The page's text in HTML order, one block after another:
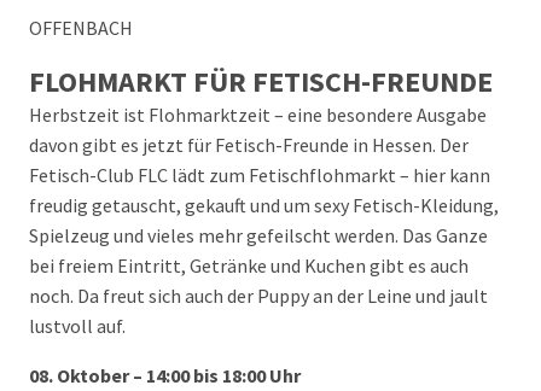
OFFENBACH
FLOHMARKT FÜR FETISCH-FREUNDE
Herbstzeit ist Flohmarktzeit – eine besondere Ausgabe
davon gibt es jetzt für Fetisch-Freunde in Hessen. Der
Fetisch-Club FLC lädt zum Fetischflohmarkt – hier kann
freudig getauscht, gekauft und um sexy Fetisch-Kleidung,
Spielzeug und vieles mehr gefeilscht werden. Das Ganze
bei freiem Eintritt, Getränke und Kuchen gibt es auch
noch. Da freut sich auch der Puppy an der Leine und jault
lustvoll auf.
08. Oktober – 14:00 bis 18:00 Uhr